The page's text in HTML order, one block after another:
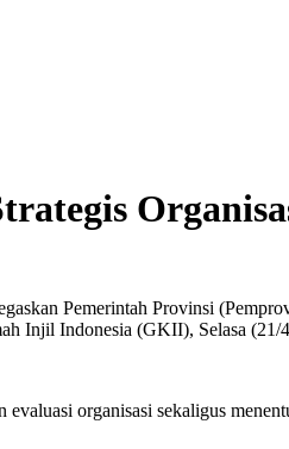
Pemerintah Provinsi
Injil Indonesia (GKII), Selasa (21/
organisasi sekaligus